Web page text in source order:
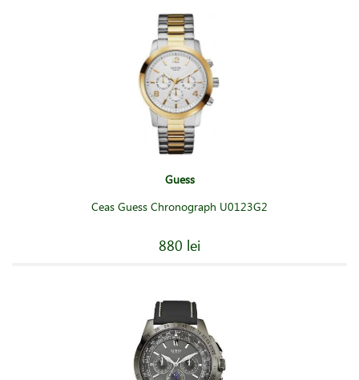
Guess
Ceas Guess Chronograph U0123G2
880 lei